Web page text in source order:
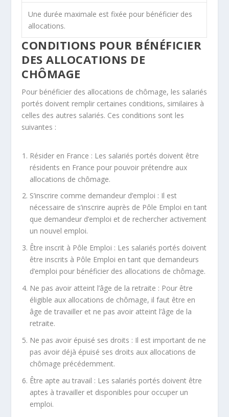
Une durée maximale est fixée pour bénéficier des
allocations.
CONDITIONS POUR BÉNÉFICIER
DES ALLOCATIONS DE
CHÔMAGE
Pour bénéficier des allocations de chômage, les salariés
portés doivent remplir certaines conditions, similaires à
celles des autres salariés. Ces conditions sont les
suivantes :
Résider en France : Les salariés portés doivent être
résidents en France pour pouvoir prétendre aux
allocations de chômage.
S’inscrire comme demandeur d’emploi : Il est
nécessaire de s’inscrire auprès de Pôle Emploi en tant
que demandeur d’emploi et de rechercher activement
un nouvel emploi.
Être inscrit à Pôle Emploi : Les salariés portés doivent
être inscrits à Pôle Emploi en tant que demandeurs
d’emploi pour bénéficier des allocations de chômage.
Ne pas avoir atteint l’âge de la retraite : Pour être
éligible aux allocations de chômage, il faut être en
âge de travailler et ne pas avoir atteint l’âge de la
retraite.
Ne pas avoir épuisé ses droits : Il est important de ne
pas avoir déjà épuisé ses droits aux allocations de
chômage précédemment.
Être apte au travail : Les salariés portés doivent être
aptes à travailler et disponibles pour occuper un
emploi.